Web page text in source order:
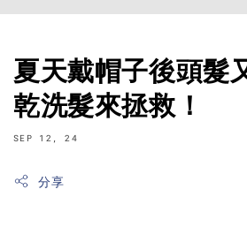
夏天戴帽子後頭髮
乾洗髮來拯救！
SEP 12, 24
分享